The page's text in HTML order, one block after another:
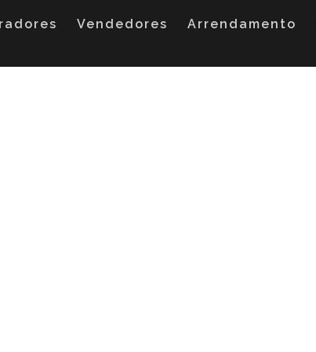
Vendedores Arrendamento